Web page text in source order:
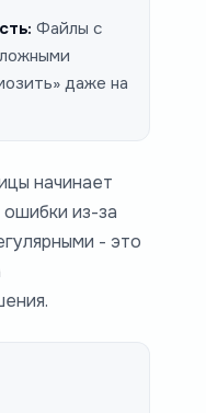
Файлы с
даже на
начинает
из-за
- это